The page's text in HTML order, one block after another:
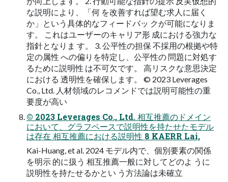
な説明により、「何 を改善すれば望む求人に届く
か」という具体的なフィードバッ クが可能になりま
す。 これはユーザーのキャリア形 成における強力な
指針となりま す。 3. 公平性の担保 不採用の根拠や特
定の属性 への偏りを特定し、公平性の 問題に対処す
るために説明性 は不可欠です。 高リスクな意思決定
における 透明性を確保します。 © 2023 Leverages
Co., Ltd. 人材領域のレコメンドでは説明可能性の重
要度が高い
© 2023 Leverages Co., Ltd. 相互推薦のドメイン
において、グラフベースで説明性を持たせたモデル
は存在 相互推薦における説明性 8 KAERR Lai,
Kai-Huang, et al. 2024 モデル内で、個別要素の関係
を明示 的に扱う 相互推薦一般に対してどのよ うに
説明性を持たせるかとい う方法論は未確立